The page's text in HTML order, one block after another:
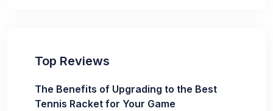
Top Reviews
The Benefits of Upgrading to the Best
Tennis Racket for Your Game